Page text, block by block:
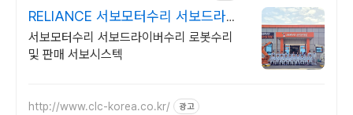
RELIANCE 서보모터수리 서보드라이
버수리
서보모터수리 서보드라이버수리 로봇수리
및 판매 서보시스텍
http://www.clc-korea.co.kr/ 광고